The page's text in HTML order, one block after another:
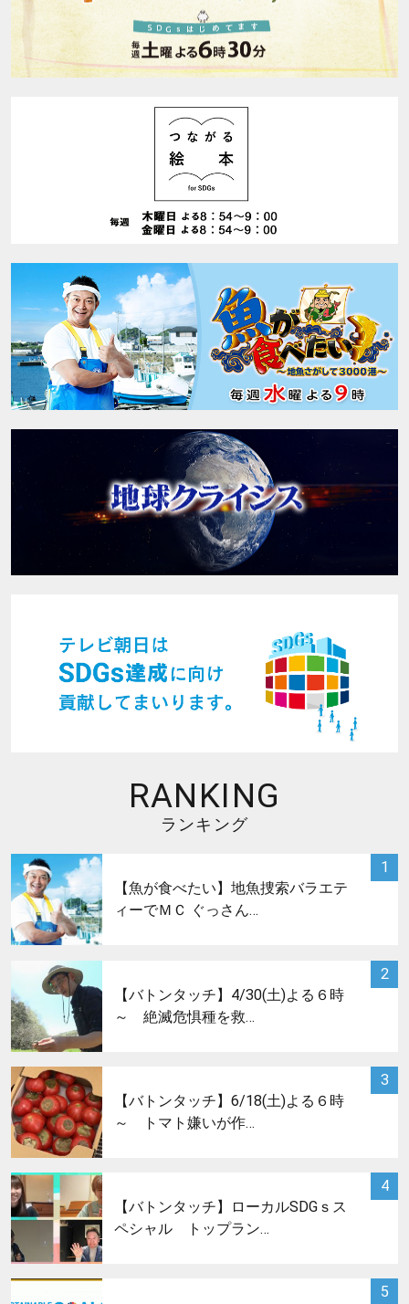
RANKING
ランキング
1
サムネイル
【魚が食べたい】地魚捜索バラエテ
ィーでＭＣ ぐっさん…
2
【バトンタッチ】4/30(土)よる６時
～ 絶滅危惧種を救…
3
【バトンタッチ】6/18(土)よる６時
～ トマト嫌いが作…
4
サムネイル
【バトンタッチ】ローカルSDGｓス
ペシャル トップラン…
5
サムネイル